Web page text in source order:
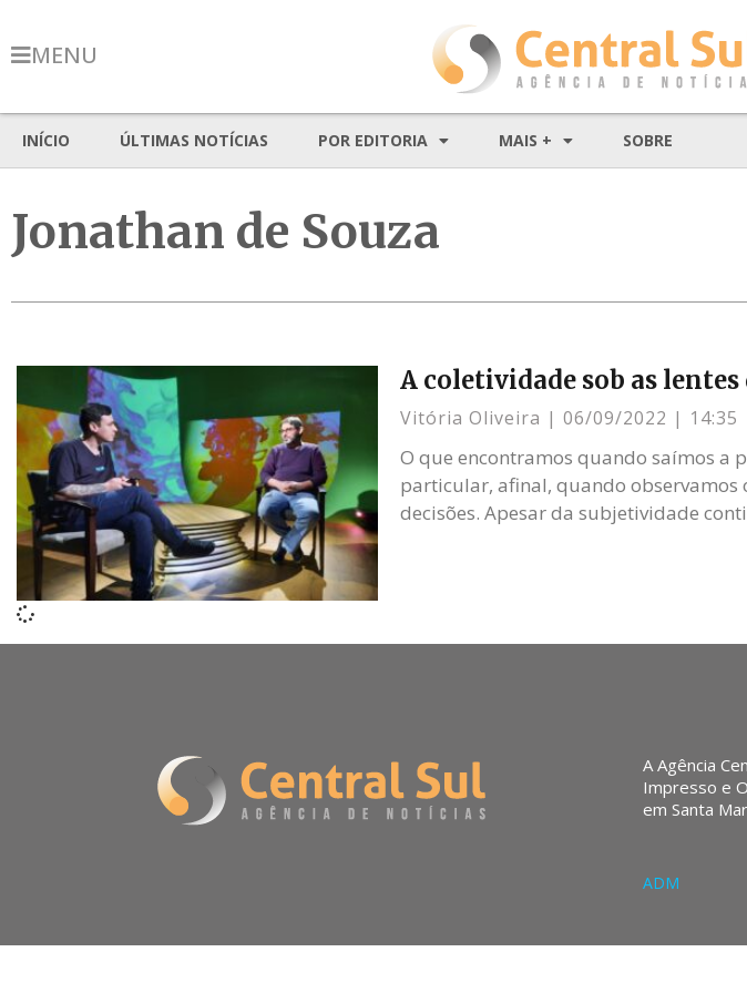
MENU
INÍCIO ÚLTIMAS NOTÍCIAS POR EDITORIA MAIS + SOBRE
Jonathan de Souza
A coletividade sob as lentes
Vitória Oliveira 06/09/2022 14:35
O que encontramos quando saímos a
particular, afinal, quando observamos
decisões. Apesar da subjetividade
A Agência
Impresso e
em Santa
ADM